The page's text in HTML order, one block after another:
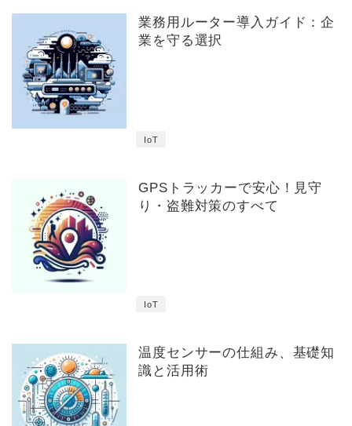
業務用ルーター導入ガイド：企
業を守る選択
IoT
GPSトラッカーで安心！見守
り・盗難対策のすべて
IoT
温度センサーの仕組み、基礎知
識と活用術